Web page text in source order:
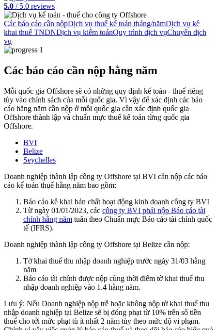
5.0 / 5.0 reviews
Các báo cáo cần nộpDịch vụ thuế kế toán tháng/nămDịch vụ kê
khai thuế TNDNDịch vụ kiểm toánQuy trình dịch vụChuyển dịch
vụ
Các báo cáo cần nộp hằng năm
Mỗi quốc gia Offshore sẽ có những quy định kế toán - thuế riêng
tùy vào chính sách của mỗi quốc gia. Vì vậy để xác định các báo
cáo hằng năm cần nộp ở mỗi quốc gia cần xác định quốc gia
Offshore thành lập và chuẩn mực thuế kế toán từng quốc gia
Offshore.
BVI
Belize
Seychelles
Doanh nghiệp thành lập công ty Offshore tại BVI cần nộp các báo
cáo kế toán thuế hằng năm bao gồm:
Báo cáo kê khai bản chất hoạt động kinh doanh công ty BVI
Từ ngày 01/01/2023, các công ty BVI phải nộp Báo cáo tài
chính hằng năm tuân theo Chuẩn mực Báo cáo tài chính quốc
tế (IFRS).
Doanh nghiệp thành lập công ty Offshore tại Belize cần nộp:
Tờ khai thuế thu nhập doanh nghiệp trước ngày 31/03 hằng
năm
Báo cáo tài chính được nộp cùng thời điểm tờ khai thuế thu
nhập doanh nghiệp vào 1.4 hằng năm.
Lưu ý: Nếu Doanh nghiệp nộp trễ hoặc không nộp tờ khai thuế thu
nhập doanh nghiệp tại Belize sẽ bị đóng phạt từ 10% trên số tiền
thuế cho tới mức phạt tù ít nhất 2 năm tùy theo mức độ vi phạm.